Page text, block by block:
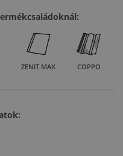
ZENIT MAX COPPO